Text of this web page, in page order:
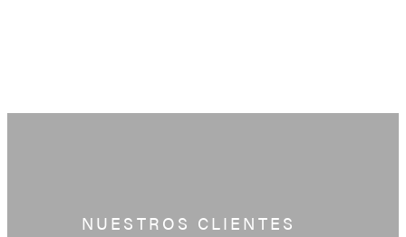
NUESTROS CLIENTES